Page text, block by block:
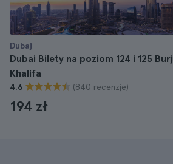
Dubaj
Dubai Bilety na poziom 124 i 125 Burj
Khalifa
4.6 (840 recenzje)
194 zł